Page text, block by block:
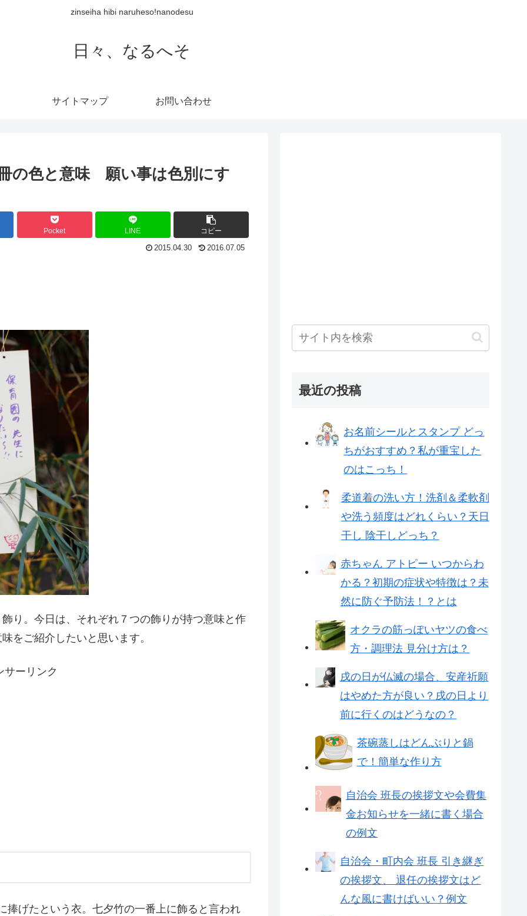
zinseiha hibi naruheso!nanodesu
日々、なるへそ
サイトマップ お問い合わせ
の色と意味 願い事は色別にす
Pocket LINE コピー
2015.04.30 2016.07.05
り。今日は、それぞれ７つの飾りが持つ意味と作
をご紹介したいと思います。
サーリンク
捧げたという衣。七夕竹の一番上に飾ると言われ
最近の投稿
お名前シールとスタンプ どっ
ちがおすすめ？私が重宝した
のはこっち！
柔道着の洗い方！洗剤＆柔軟剤
や洗う頻度はどれくらい？天日
干し 陰干しどっち？
赤ちゃん アトピー いつからわ
かる？初期の症状や特徴は？未
然に防ぐ予防法！？とは
オクラの筋っぽいヤツの食べ
方・調理法 見分け方は？
戌の日が仏滅の場合、安産祈願
はやめた方が良い？戌の日より
前に行くのはどうなの？
茶碗蒸しはどんぶりと鍋
で！簡単な作り方
自治会 班長の挨拶文や会費集
金お知らせを一緒に書く場合
の例文
自治会・町内会 班長 引き継ぎ
の挨拶文、 退任の挨拶文はど
んな風に書けばいい？例文